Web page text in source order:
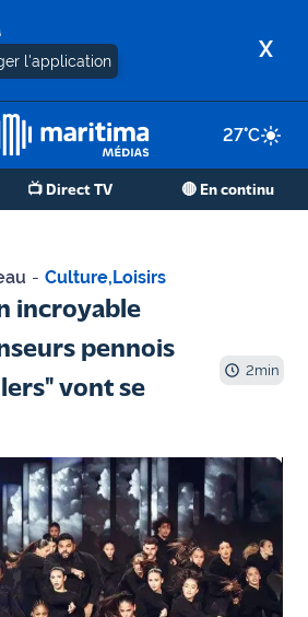
l'application X
27°C
📺 Direct TV 🔴 En continu
- Culture,Loisirs
incroyable
pennois
vont se
2min